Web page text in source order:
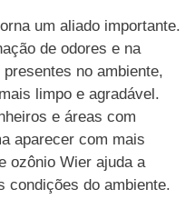
um aliado importante.
de odores e na
no ambiente,
limpo e agradável.
e áreas com
aparecer com mais
ozônio Wier ajuda a
condições do ambiente.